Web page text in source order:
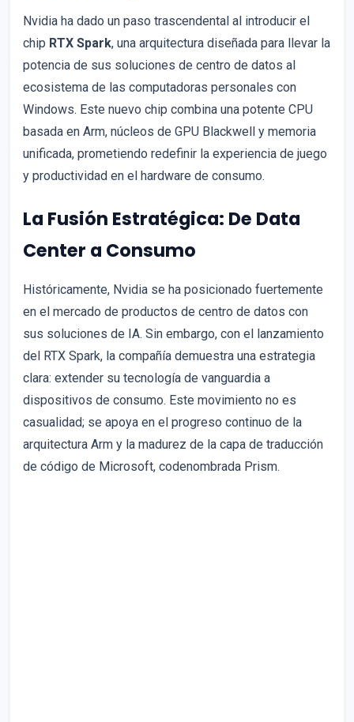
Nvidia ha dado un paso trascendental al introducir el
chip RTX Spark, una arquitectura diseñada para llevar la
potencia de sus soluciones de centro de datos al
ecosistema de las computadoras personales con
Windows. Este nuevo chip combina una potente CPU
basada en Arm, núcleos de GPU Blackwell y memoria
unificada, prometiendo redefinir la experiencia de juego
y productividad en el hardware de consumo.
La Fusión Estratégica: De Data
Center a Consumo
Históricamente, Nvidia se ha posicionado fuertemente
en el mercado de productos de centro de datos con
sus soluciones de IA. Sin embargo, con el lanzamiento
del RTX Spark, la compañía demuestra una estrategia
clara: extender su tecnología de vanguardia a
dispositivos de consumo. Este movimiento no es
casualidad; se apoya en el progreso continuo de la
arquitectura Arm y la madurez de la capa de traducción
de código de Microsoft, codenombrada Prism.